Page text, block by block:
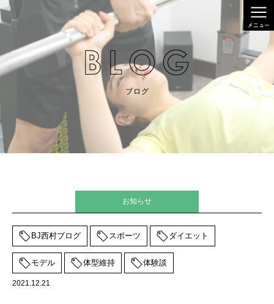
ブログ
お知らせ
BJ西村ブログ スポーツ ダイエット
モデル 体型維持 体験談
2021.12.21